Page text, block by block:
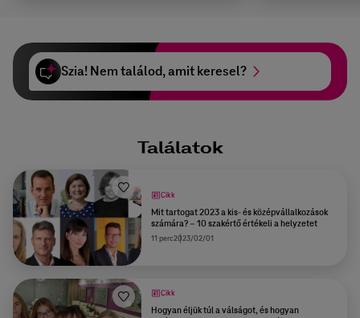
Szia! Nem találod, amit keresel?
Találatok
Cikk
Mit tartogat 2023 a kis- és középvállalkozások
számára? – 10 szakértő értékeli a helyzetet
11 perc2023/02/01
Cikk
Hogyan éljük túl a válságot, és hogyan